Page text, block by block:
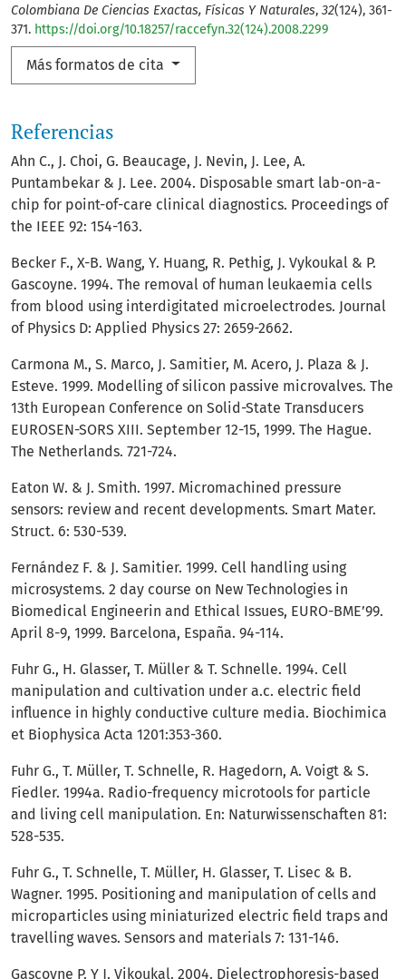
Colombiana De Ciencias Exactas, Físicas Y Naturales, 32(124), 361-
371. https://doi.org/10.18257/raccefyn.32(124).2008.2299
Más formatos de cita
Referencias
Ahn C., J. Choi, G. Beaucage, J. Nevin, J. Lee, A.
Puntambekar & J. Lee. 2004. Disposable smart lab-on-a-
chip for point-of-care clinical diagnostics. Proceedings of
the IEEE 92: 154-163.
Becker F., X-B. Wang, Y. Huang, R. Pethig, J. Vykoukal & P.
Gascoyne. 1994. The removal of human leukaemia cells
from blood using interdigitated microelectrodes. Journal
of Physics D: Applied Physics 27: 2659-2662.
Carmona M., S. Marco, J. Samitier, M. Acero, J. Plaza & J.
Esteve. 1999. Modelling of silicon passive microvalves. The
13th European Conference on Solid-State Transducers
EUROSEN-SORS XIII. September 12-15, 1999. The Hague.
The Netherlands. 721-724.
Eaton W. & J. Smith. 1997. Micromachined pressure
sensors: review and recent developments. Smart Mater.
Struct. 6: 530-539.
Fernández F. & J. Samitier. 1999. Cell handling using
microsystems. 2 day course on New Technologies in
Biomedical Engineerin and Ethical Issues, EURO-BME’99.
April 8-9, 1999. Barcelona, España. 94-114.
Fuhr G., H. Glasser, T. Müller & T. Schnelle. 1994. Cell
manipulation and cultivation under a.c. electric field
influence in highly conductive culture media. Biochimica
et Biophysica Acta 1201:353-360.
Fuhr G., T. Müller, T. Schnelle, R. Hagedorn, A. Voigt & S.
Fiedler. 1994a. Radio-frequency microtools for particle
and living cell manipulation. En: Naturwissenschaften 81:
528-535.
Fuhr G., T. Schnelle, T. Müller, H. Glasser, T. Lisec & B.
Wagner. 1995. Positioning and manipulation of cells and
microparticles using miniaturized electric field traps and
travelling waves. Sensors and materials 7: 131-146.
Gascoyne P. Y J. Vikoukal. 2004. Dielectrophoresis-based